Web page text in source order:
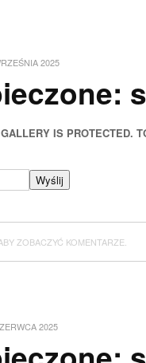
2025
IS PROTECTED.
ZOBACZYĆ KOMENTARZE.
2025